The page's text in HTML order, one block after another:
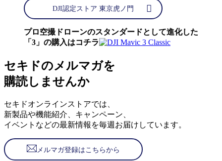
DJI認定ストア 東京虎ノ門
プロ空撮ドローンのスタンダードとして進化した
「3」の購入はコチラ
セキドのメルマガを
購読しませんか
セキドオンラインストアでは、
新製品や機能紹介、キャンペーン、
イベントなどの最新情報を毎週お届けしています。
メルマガ登録はこちらから